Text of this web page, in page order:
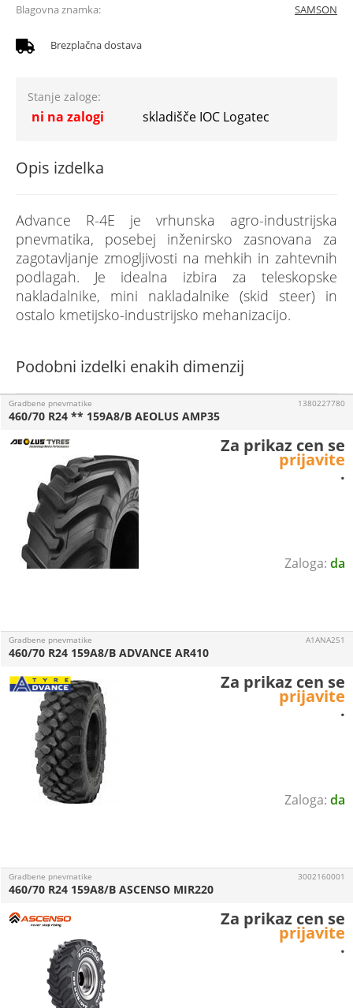
Blagovna znamka:
SAMSON
Brezplačna dostava
Stanje zaloge:
ni na zalogi skladišče IOC Logatec
Opis izdelka
Advance R-4E je vrhunska agro-industrijska
pnevmatika, posebej inženirsko zasnovana za
zagotavljanje zmogljivosti na mehkih in zahtevnih
podlagah. Je idealna izbira za teleskopske
nakladalnike, mini nakladalnike (skid steer) in
ostalo kmetijsko-industrijsko mehanizacijo.
Podobni izdelki enakih dimenzij
da
Gradbene pnevmatike
460/70 R24 ** 159A8/B AEOLUS AMP35
1380227780
Za prikaz cen se
prijavite
.
da
Gradbene pnevmatike
460/70 R24 159A8/B ADVANCE AR410
A1ANA251
Za prikaz cen se
prijavite
.
Gradbene pnevmatike
460/70 R24 159A8/B ASCENSO MIR220
3002160001
Za prikaz cen se
prijavite
.